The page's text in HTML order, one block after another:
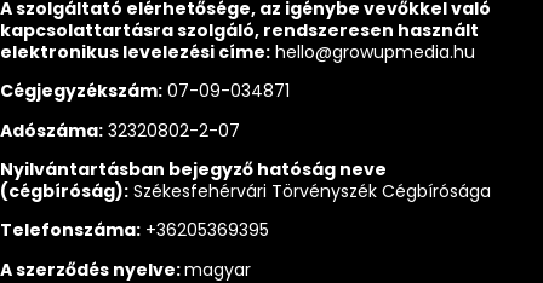
A szolgáltató elérhetősége, az igénybe vevőkkel való
kapcsolattartásra szolgáló, rendszeresen használt
elektronikus levelezési címe: hello@growupmedia.hu
Cégjegyzékszám: 07-09-034871
Adószáma: 32320802-2-07
Nyilvántartásban bejegyző hatóság neve
(cégbíróság): Székesfehérvári Törvényszék Cégbírósága
Telefonszáma: +36205369395
A szerződés nyelve:magyar